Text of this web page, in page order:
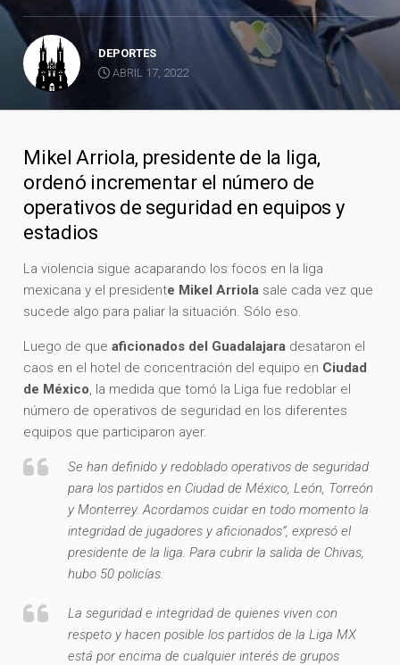
DEPORTES
ABRIL 17, 2022
Mikel Arriola, presidente de la liga,
ordenó incrementar el número de
operativos de seguridad en equipos y
estadios
La violencia sigue acaparando los focos en la liga
mexicana y el presidente Mikel Arriola sale cada vez que
sucede algo para paliar la situación. Sólo eso.
Luego de queaficionados del Guadalajara desataron el
caos en el hotel de concentración del equipo en Ciudad
de México, la medida que tomó la Liga fue redoblar el
número de operativos de seguridad en los diferentes
equipos que participaron ayer.
Se han definido y redoblado operativos de seguridad
para los partidos en Ciudad de México, León, Torreón
y Monterrey. Acordamos cuidar en todo momento la
integridad de jugadores y aficionados”, expresó el
presidente de la liga. Para cubrir la salida de Chivas,
hubo 50 policías.
La seguridad e integridad de quienes viven con
respeto y hacen posible los partidos de la Liga MX
está por encima de cualquier interés de grupos